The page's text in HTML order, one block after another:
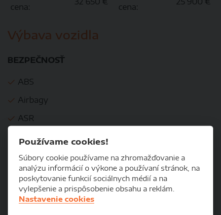
cena:
cena:
Výbava vozidla
BEZPEČNOSŤ
ABS
Airbagy
ASR
Brzdový asistent
Centrálne zamykanie
EBD
ESP
Používame cookies!
Súbory cookie používame na zhromažďovanie a
analýzu informácií o výkone a používaní stránok, na
poskytovanie funkcií sociálnych médií a na
vylepšenie a prispôsobenie obsahu a reklám.
Nastavenie cookies